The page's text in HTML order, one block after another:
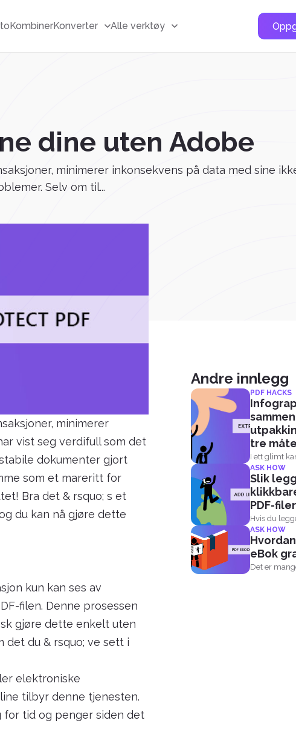
KombinerKonverter Alle verktøy
dine uten Adobe
minimerer inkonsekvens på data med sine
Selv om til...
minimerer
vist seg verdifull som det
dokumenter gjort
som et mareritt for
Bra det & rsquo; s et
du kan nå gjøre dette
kun kan ses av
filen. Denne prosessen
gjøre dette enkelt uten
det du & rsquo; ve sett i
elektroniske
tilbyr denne tjenesten.
for tid og penger siden det
Andre innlegg
PDF HACKS
tre
I ett glimt
infographic...
ASK HOW
Slik
PDF-
Hvis du
PDF-
ASK HOW
eBok
Det er